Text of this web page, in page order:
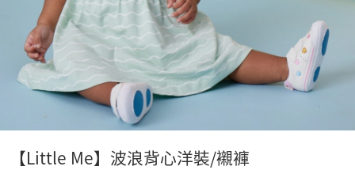
【Little Me】波浪背心洋裝/襯褲